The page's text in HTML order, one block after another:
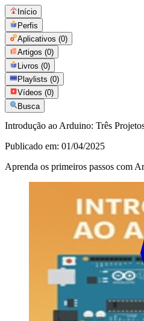
Início
Perfis
Aplicativos (0)
Artigos (0)
Livros (0)
Playlists (0)
Vídeos (0)
Busca
Introdução ao Arduino: Três
Publicado em: 01/04/2025
Aprenda os primeiros passos com